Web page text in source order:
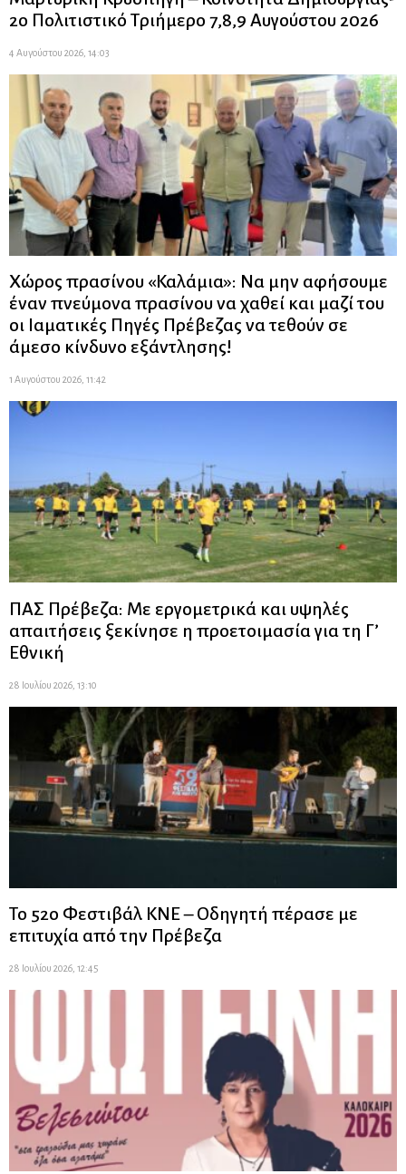
2ο Πολιτιστικό Τριήμερο 7,8,9 Αυγούστου 2026
4 Αυγούστου 2026, 14:03
Χώρος πρασίνου «Καλάμια»: Να μην αφήσουμε
έναν πνεύμονα πρασίνου να χαθεί και μαζί του
οι Ιαματικές Πηγές Πρέβεζας να τεθούν σε
άμεσο κίνδυνο εξάντλησης!
1 Αυγούστου 2026, 11:42
ΠΑΣ Πρέβεζα: Με εργομετρικά και υψηλές
απαιτήσεις ξεκίνησε η προετοιμασία για τη Γ’
Εθνική
28 Ιουλίου 2026, 13:10
Το 52ο Φεστιβάλ ΚΝΕ – Οδηγητή πέρασε με
επιτυχία από την Πρέβεζα
28 Ιουλίου 2026, 12:45